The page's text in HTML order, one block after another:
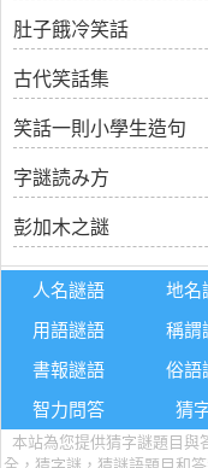
肚子餓冷笑話
古代笑話集
笑話一則小學生造句
字謎読み方
彭加木之謎
人名謎語 地名
用語謎語
稱謂
書報謎語
俗語
智力問答
猜
本站為您提供猜字謎題目與